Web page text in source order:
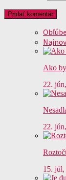
Ako
22.
22.
15.